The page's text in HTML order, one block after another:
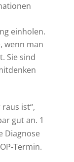
einholen.
wenn man
Sie sind
ist“,
gut an. 1
Diagnose
Termin.